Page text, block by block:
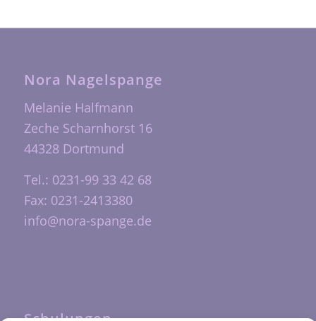
Nora Nagelspange
Melanie Halfmann
Zeche Scharnhorst 16
44328 Dortmund
Tel.: 0231-99 33 42 68
Fax: 0231-2413380
info@nora-spange.de